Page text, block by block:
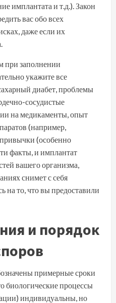
имплантата и т.д.). Закон
вас обо всех
даже если их
при заполнении
укажите все
диабет, проблемы
сосудистые
на медикаменты, опыт
(например,
(особенно
факты, и имплантат
вашего организма,
снимет с себя
на то, что вы предоставили
и порядок
примерные сроки
биологические процессы
индивидуальны, но